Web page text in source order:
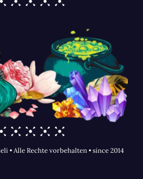
• Alle Rechte vorbehalten • since 2014